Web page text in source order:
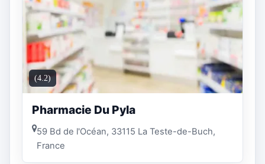
(4.2)
Pharmacie Du Pyla
59 Bd de l'Océan, 33115 La Teste-de-Buch,
France